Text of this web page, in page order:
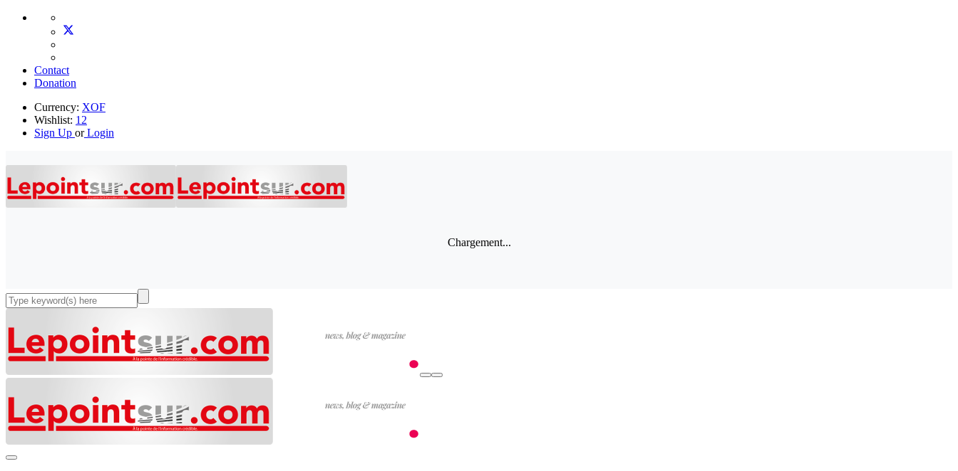
Contact
Donation
Currency: XOF
Wishlist: 12
Sign Up orLogin
Chargement...